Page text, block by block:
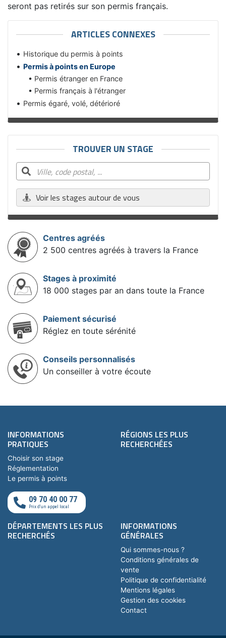
seront pas retirés sur son permis français.
ARTICLES CONNEXES
Historique du permis à points
Permis à points en Europe
Permis étranger en France
Permis français à l'étranger
Permis égaré, volé, détérioré
TROUVER UN STAGE
Voir les stages autour de vous
Centres agréés
2 500 centres agréés à travers la France
Stages à proximité
18 000 stages par an dans toute la France
Paiement sécurisé
Réglez en toute sérénité
Conseils personnalisés
Un conseiller à votre écoute
INFORMATIONS
PRATIQUES
Choisir son stage
Réglementation
Le permis à points
09 70 40 00 77
Prix d'un appel local
RÉGIONS LES PLUS
RECHERCHÉES
DÉPARTEMENTS LES PLUS
RECHERCHÉS
INFORMATIONS
GÉNÉRALES
Qui sommes-nous ?
Conditions générales de
vente
Politique de confidentialité
Mentions légales
Gestion des cookies
Contact